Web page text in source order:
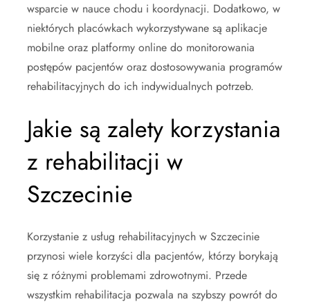
wsparcie w nauce chodu i koordynacji. Dodatkowo, w
niektórych placówkach wykorzystywane są aplikacje
mobilne oraz platformy online do monitorowania
postępów pacjentów oraz dostosowywania programów
rehabilitacyjnych do ich indywidualnych potrzeb.
Jakie są zalety korzystania
z rehabilitacji w
Szczecinie
Korzystanie z usług rehabilitacyjnych w Szczecinie
przynosi wiele korzyści dla pacjentów, którzy borykają
się z różnymi problemami zdrowotnymi. Przede
wszystkim rehabilitacja pozwala na szybszy powrót do